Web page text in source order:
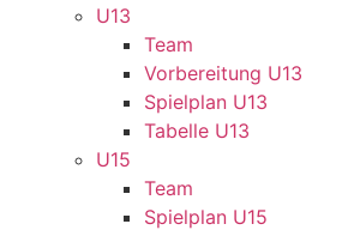
U13
Team
Vorbereitung U13
Spielplan U13
Tabelle U13
U15
Team
Spielplan U15